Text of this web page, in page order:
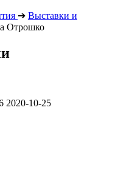
➔ Выставки и
Отрошко
2020-10-25